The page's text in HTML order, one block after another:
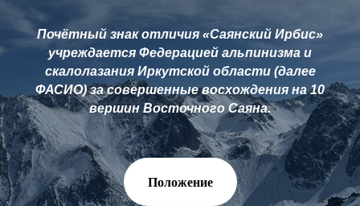
Почётный знак отличия «Саянский Ирбис»
учреждается Федерацией альпинизма и
скалолазания Иркутской области (далее
ФАСИО) за совершенные восхождения на 10
вершин Восточного Саяна.
Положение